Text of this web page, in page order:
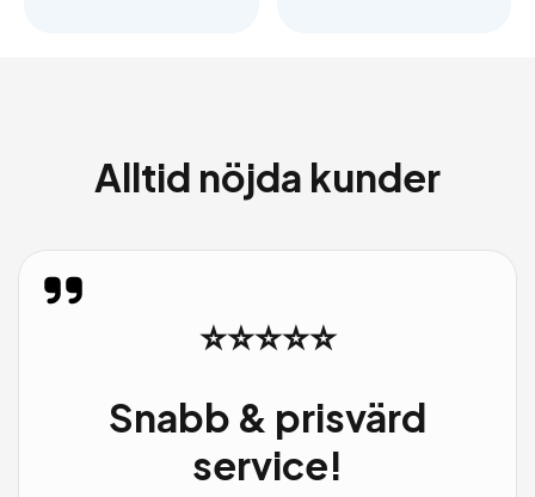
Alltid nöjda kunder
⭐⭐⭐⭐⭐
Snabb & prisvärd
service!